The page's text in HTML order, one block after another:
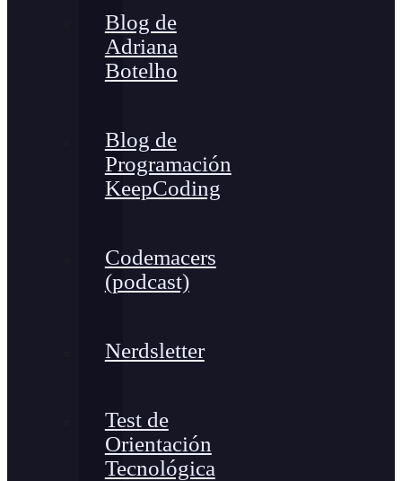
Blog de
Adriana
Botelho
Blog de
Programación
KeepCoding
Codemacers
(podcast)
Nerdsletter
Test de
Orientación
Tecnológica